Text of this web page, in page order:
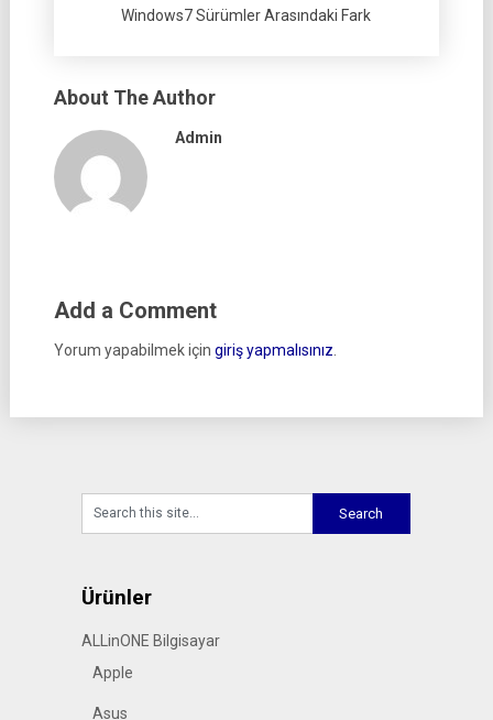
Windows7 Sürümler Arasındaki Fark
About The Author
Admin
Add a Comment
Yorum yapabilmek için giriş yapmalısınız
Ürünler
ALLinONE Bilgisayar
Apple
Asus